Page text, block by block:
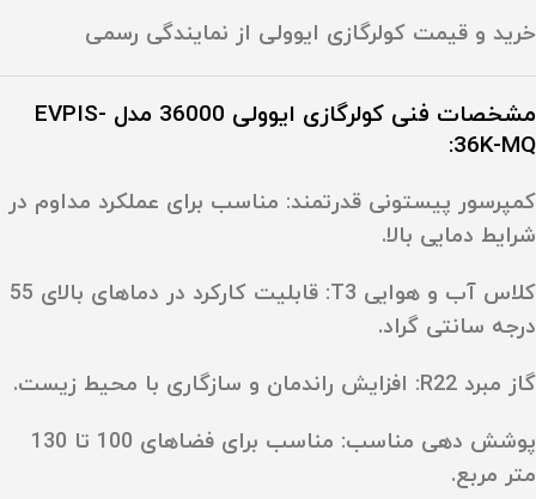
خرید و قیمت کولرگازی ایوولی از نمایندگی رسمی
مشخصات فنی کولرگازی ایوولی 36000 مدل EVPIS-
36K-MQ:
کمپرسور پیستونی قدرتمند: مناسب برای عملکرد مداوم در
شرایط دمایی بالا.
کلاس آب و هوایی T3
: قابلیت کارکرد در دماهای بالای 55
درجه سانتی‌ گراد.
گاز مبرد R22
: افزایش راندمان و سازگاری با محیط زیست.
پوشش‌ دهی مناسب: مناسب برای فضاهای
100 تا 130
متر مربع.